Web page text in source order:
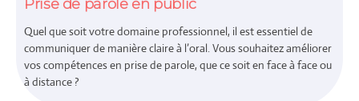
Prise de parole en public
Quel que soit votre domaine professionnel, il est essentiel de
communiquer de manière claire à l’oral. Vous souhaitez améliorer
vos compétences en prise de parole, que ce soit en face à face ou
à distance ?